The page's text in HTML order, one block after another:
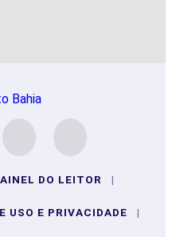
DO LEITOR |
USO E PRIVACIDADE |